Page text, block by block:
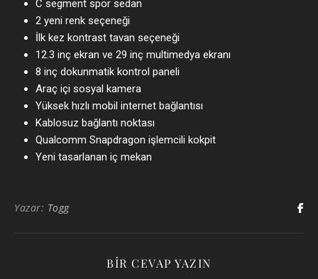
C segment spor sedan
2 yeni renk seçeneği
İlk kez kontrast tavan seçeneği
12.3 inç ekran ve 29 inç multimedya ekranı
8 inç dokunmatik kontrol paneli
Araç içi sosyal kamera
Yüksek hızlı mobil internet bağlantısı
Kablosuz bağlantı noktası
Qualcomm Snapdragon işlemcili kokpit
Yeni tasarlanan iç mekan
Yazar: Togg
BIR CEVAP YAZIN